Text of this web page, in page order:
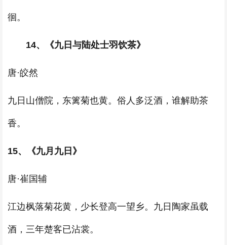
徊。
14、《九日与陆处士羽饮茶》
唐·皎然
九日山僧院，东篱菊也黄。俗人多泛酒，谁解助茶
香。
15、《九月九日》
唐·崔国辅
江边枫落菊花黄，少长登高一望乡。九日陶家虽载
酒，三年楚客已沾裳。